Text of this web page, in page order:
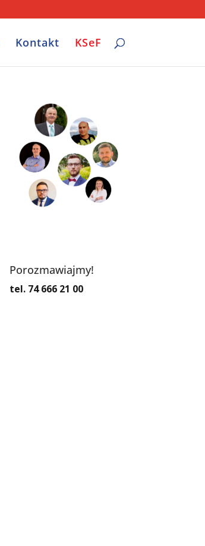
Kontakt KSeF
Porozmawiajmy!
tel. 74 666 21 00